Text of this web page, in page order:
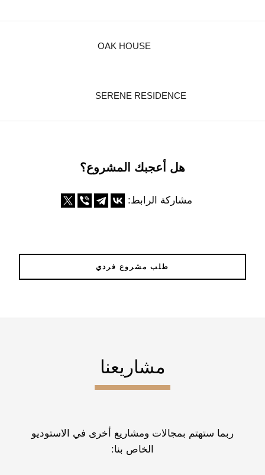
OAK HOUSE
SERENE RESIDENCE
هل أعجبك المشروع؟
مشاركة الرابط:
طلب مشروع فردي
مشاريعنا
ربما ستهتم بمجالات ومشاريع أخرى في الاستوديو
الخاص بنا: